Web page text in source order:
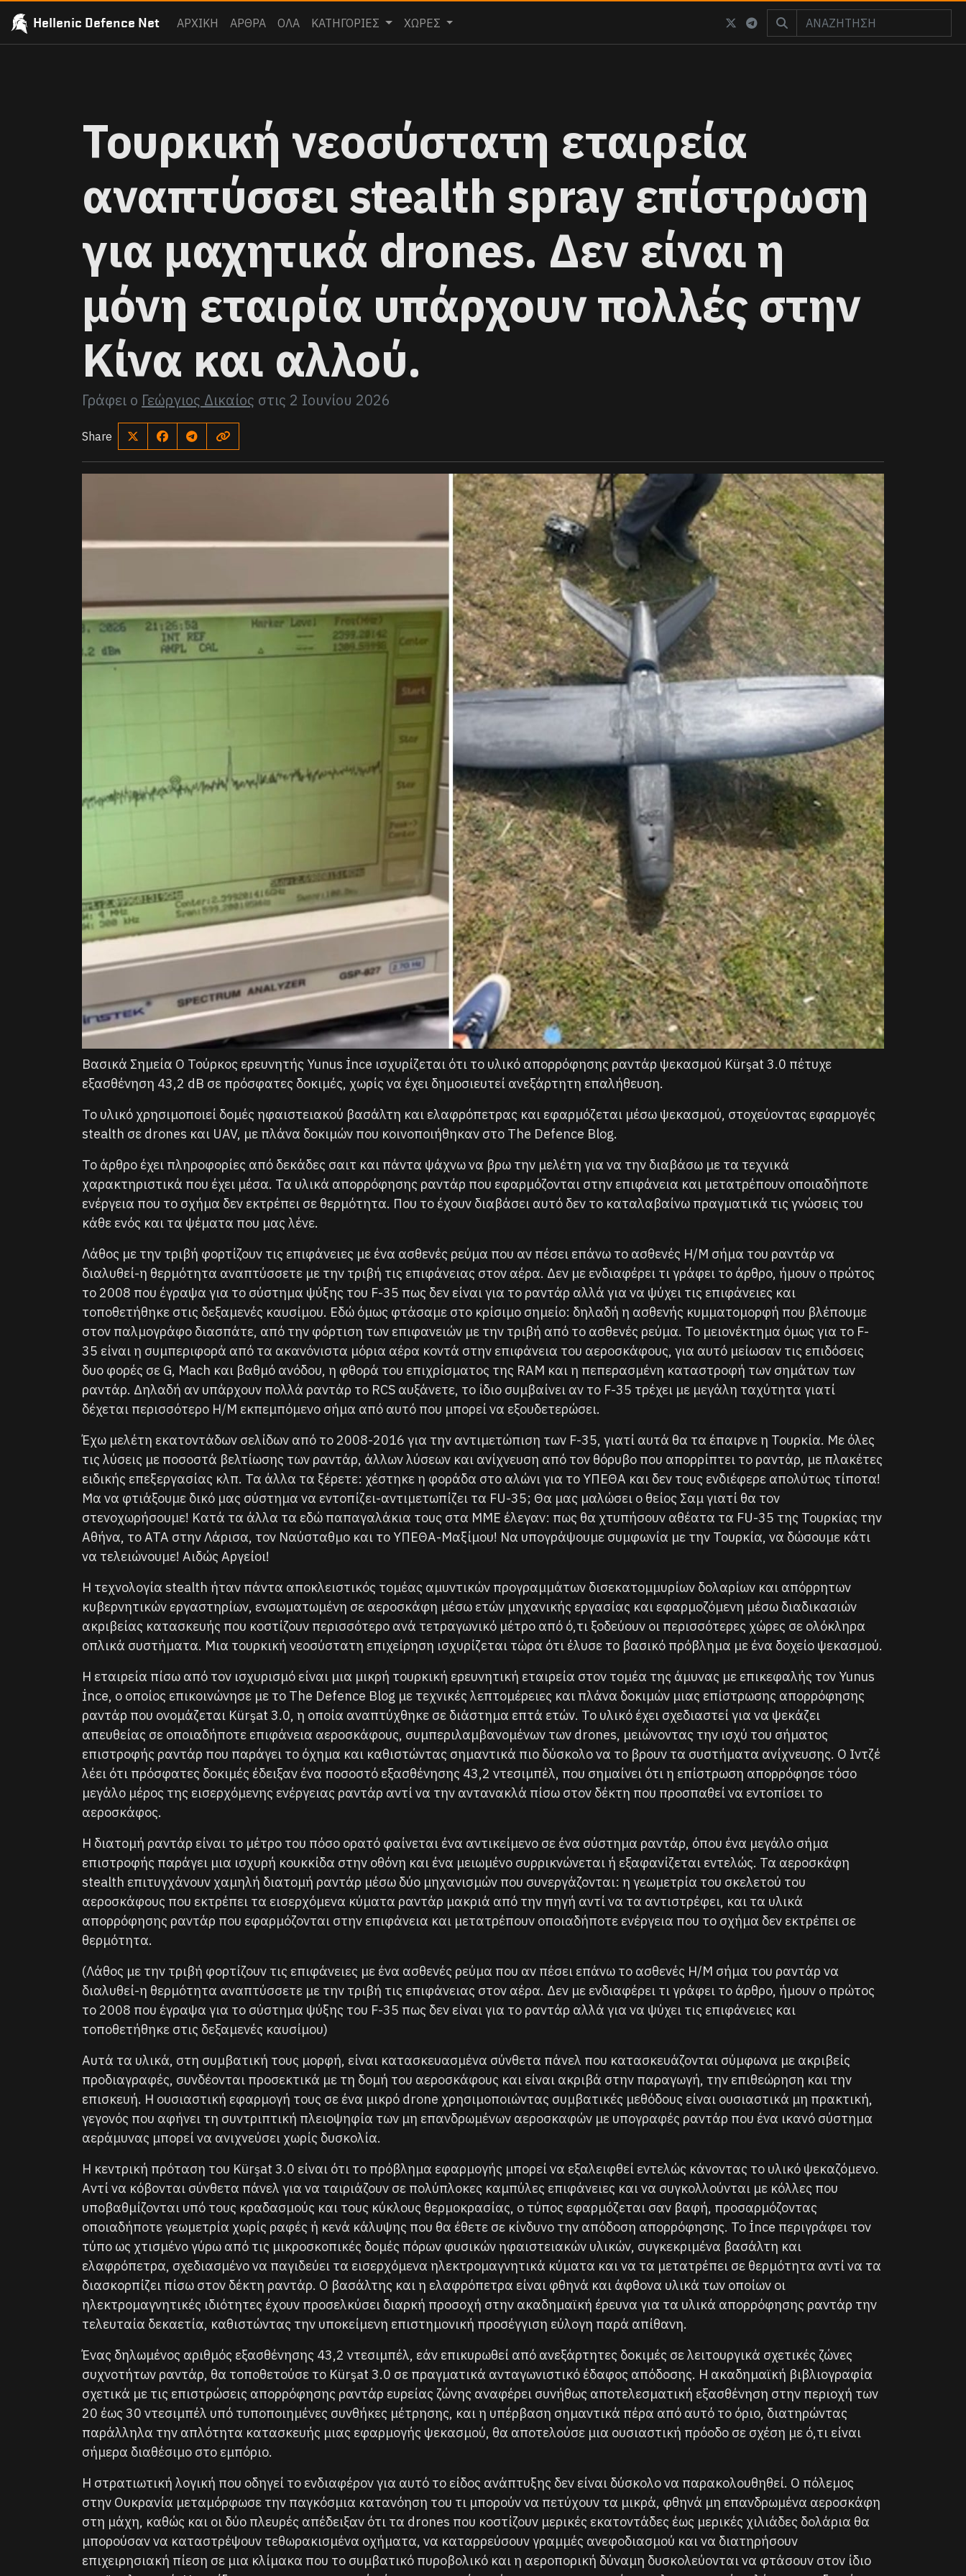
Hellenic Defence Net ΑΡΧΙΚΗ ΑΡΘΡΑ ΟΛΑ ΚΑΤΗΓΟΡΙΕΣ ΧΩΡΕΣ
Τουρκική νεοσύστατη εταιρεία
αναπτύσσει stealth spray επίστρωση
για μαχητικά drones. Δεν είναι η
μόνη εταιρία υπάρχουν πολλές στην
Κίνα και αλλού.
Γράφει ο Γεώργιος Δικαίος στις 2 Ιουνίου 2026
Share
Βασικά Σημεία Ο Τούρκος ερευνητής Yunus İnce ισχυρίζεται ότι το υλικό απορρόφησης ραντάρ ψεκασμού Kürşat 3.0 πέτυχε
εξασθένηση 43,2 dB σε πρόσφατες δοκιμές, χωρίς να έχει δημοσιευτεί ανεξάρτητη επαλήθευση.
Το υλικό χρησιμοποιεί δομές ηφαιστειακού βασάλτη και ελαφρόπετρας και εφαρμόζεται μέσω ψεκασμού, στοχεύοντας εφαρμογές
stealth σε drones και UAV, με πλάνα δοκιμών που κοινοποιήθηκαν στο The Defence Blog.
Το άρθρο έχει πληροφορίες από δεκάδες σαιτ και πάντα ψάχνω να βρω την μελέτη για να την διαβάσω με τα τεχνικά
χαρακτηριστικά που έχει μέσα. Τα υλικά απορρόφησης ραντάρ που εφαρμόζονται στην επιφάνεια και μετατρέπουν οποιαδήποτε
ενέργεια που το σχήμα δεν εκτρέπει σε θερμότητα. Που το έχουν διαβάσει αυτό δεν το καταλαβαίνω πραγματικά τις γνώσεις του
κάθε ενός και τα ψέματα που μας λένε.
Λάθος με την τριβή φορτίζουν τις επιφάνειες με ένα ασθενές ρεύμα που αν πέσει επάνω το ασθενές Η/Μ σήμα του ραντάρ να
διαλυθεί-η θερμότητα αναπτύσσετε με την τριβή τις επιφάνειας στον αέρα. Δεν με ενδιαφέρει τι γράφει το άρθρο, ήμουν ο πρώτος
το 2008 που έγραψα για το σύστημα ψύξης του F-35 πως δεν είναι για το ραντάρ αλλά για να ψύχει τις επιφάνειες και
τοποθετήθηκε στις δεξαμενές καυσίμου. Εδώ όμως φτάσαμε στο κρίσιμο σημείο: δηλαδή η ασθενής κυμματομορφή που βλέπουμε
στον παλμογράφο διασπάτε, από την φόρτιση των επιφανειών με την τριβή από το ασθενές ρεύμα. Το μειονέκτημα όμως για το F-
35 είναι η συμπεριφορά από τα ακανόνιστα μόρια αέρα κοντά στην επιφάνεια του αεροσκάφους, για αυτό μείωσαν τις επιδόσεις
δυο φορές σε G, Mach και βαθμό ανόδου, η φθορά του επιχρίσματος της RAM και η πεπερασμένη καταστροφή των σημάτων των
ραντάρ. Δηλαδή αν υπάρχουν πολλά ραντάρ το RCS αυξάνετε, το ίδιο συμβαίνει αν το F-35 τρέχει με μεγάλη ταχύτητα γιατί
δέχεται περισσότερο Η/Μ εκπεμπόμενο σήμα από αυτό που μπορεί να εξουδετερώσει.
Έχω μελέτη εκατοντάδων σελίδων από το 2008-2016 για την αντιμετώπιση των F-35, γιατί αυτά θα τα έπαιρνε η Τουρκία. Με όλες
τις λύσεις με ποσοστά βελτίωσης των ραντάρ, άλλων λύσεων και ανίχνευση από τον θόρυβο που απορρίπτει το ραντάρ, με πλακέτες
ειδικής επεξεργασίας κλπ. Τα άλλα τα ξέρετε: χέστηκε η φοράδα στο αλώνι για το ΥΠΕΘΑ και δεν τους ενδιέφερε απολύτως τίποτα!
Μα να φτιάξουμε δικό μας σύστημα να εντοπίζει-αντιμετωπίζει τα FU-35; Θα μας μαλώσει ο θείος Σαμ γιατί θα τον
στενοχωρήσουμε! Κατά τα άλλα τα εδώ παπαγαλάκια τους στα ΜΜΕ έλεγαν: πως θα χτυπήσουν αθέατα τα FU-35 της Τουρκίας την
Αθήνα, το ΑΤΑ στην Λάρισα, τον Ναύσταθμο και το ΥΠΕΘΑ-Μαξίμου! Να υπογράψουμε συμφωνία με την Τουρκία, να δώσουμε κάτι
να τελειώνουμε! Αιδώς Αργείοι!
Η τεχνολογία stealth ήταν πάντα αποκλειστικός τομέας αμυντικών προγραμμάτων δισεκατομμυρίων δολαρίων και απόρρητων
κυβερνητικών εργαστηρίων, ενσωματωμένη σε αεροσκάφη μέσω ετών μηχανικής εργασίας και εφαρμοζόμενη μέσω διαδικασιών
ακριβείας κατασκευής που κοστίζουν περισσότερο ανά τετραγωνικό μέτρο από ό,τι ξοδεύουν οι περισσότερες χώρες σε ολόκληρα
οπλικά συστήματα. Μια τουρκική νεοσύστατη επιχείρηση ισχυρίζεται τώρα ότι έλυσε το βασικό πρόβλημα με ένα δοχείο ψεκασμού.
Η εταιρεία πίσω από τον ισχυρισμό είναι μια μικρή τουρκική ερευνητική εταιρεία στον τομέα της άμυνας με επικεφαλής τον Yunus
İnce, ο οποίος επικοινώνησε με το The Defence Blog με τεχνικές λεπτομέρειες και πλάνα δοκιμών μιας επίστρωσης απορρόφησης
ραντάρ που ονομάζεται Kürşat 3.0, η οποία αναπτύχθηκε σε διάστημα επτά ετών. Το υλικό έχει σχεδιαστεί για να ψεκάζει
απευθείας σε οποιαδήποτε επιφάνεια αεροσκάφους, συμπεριλαμβανομένων των drones, μειώνοντας την ισχύ του σήματος
επιστροφής ραντάρ που παράγει το όχημα και καθιστώντας σημαντικά πιο δύσκολο να το βρουν τα συστήματα ανίχνευσης. Ο Ιντζέ
λέει ότι πρόσφατες δοκιμές έδειξαν ένα ποσοστό εξασθένησης 43,2 ντεσιμπέλ, που σημαίνει ότι η επίστρωση απορρόφησε τόσο
μεγάλο μέρος της εισερχόμενης ενέργειας ραντάρ αντί να την αντανακλά πίσω στον δέκτη που προσπαθεί να εντοπίσει το
αεροσκάφος.
Η διατομή ραντάρ είναι το μέτρο του πόσο ορατό φαίνεται ένα αντικείμενο σε ένα σύστημα ραντάρ, όπου ένα μεγάλο σήμα
επιστροφής παράγει μια ισχυρή κουκκίδα στην οθόνη και ένα μειωμένο συρρικνώνεται ή εξαφανίζεται εντελώς. Τα αεροσκάφη
stealth επιτυγχάνουν χαμηλή διατομή ραντάρ μέσω δύο μηχανισμών που συνεργάζονται: η γεωμετρία του σκελετού του
αεροσκάφους που εκτρέπει τα εισερχόμενα κύματα ραντάρ μακριά από την πηγή αντί να τα αντιστρέφει, και τα υλικά
απορρόφησης ραντάρ που εφαρμόζονται στην επιφάνεια και μετατρέπουν οποιαδήποτε ενέργεια που το σχήμα δεν εκτρέπει σε
θερμότητα.
(Λάθος με την τριβή φορτίζουν τις επιφάνειες με ένα ασθενές ρεύμα που αν πέσει επάνω το ασθενές Η/Μ σήμα του ραντάρ να
διαλυθεί-η θερμότητα αναπτύσσετε με την τριβή τις επιφάνειας στον αέρα. Δεν με ενδιαφέρει τι γράφει το άρθρο, ήμουν ο πρώτος
το 2008 που έγραψα για το σύστημα ψύξης του F-35 πως δεν είναι για το ραντάρ αλλά για να ψύχει τις επιφάνειες και
τοποθετήθηκε στις δεξαμενές καυσίμου)
Αυτά τα υλικά, στη συμβατική τους μορφή, είναι κατασκευασμένα σύνθετα πάνελ που κατασκευάζονται σύμφωνα με ακριβείς
προδιαγραφές, συνδέονται προσεκτικά με τη δομή του αεροσκάφους και είναι ακριβά στην παραγωγή, την επιθεώρηση και την
επισκευή. Η ουσιαστική εφαρμογή τους σε ένα μικρό drone χρησιμοποιώντας συμβατικές μεθόδους είναι ουσιαστικά μη πρακτική,
γεγονός που αφήνει τη συντριπτική πλειοψηφία των μη επανδρωμένων αεροσκαφών με υπογραφές ραντάρ που ένα ικανό σύστημα
αεράμυνας μπορεί να ανιχνεύσει χωρίς δυσκολία.
Η κεντρική πρόταση του Kürşat 3.0 είναι ότι το πρόβλημα εφαρμογής μπορεί να εξαλειφθεί εντελώς κάνοντας το υλικό ψεκαζόμενο.
Αντί να κόβονται σύνθετα πάνελ για να ταιριάζουν σε πολύπλοκες καμπύλες επιφάνειες και να συγκολλούνται με κόλλες που
υποβαθμίζονται υπό τους κραδασμούς και τους κύκλους θερμοκρασίας, ο τύπος εφαρμόζεται σαν βαφή, προσαρμόζοντας
οποιαδήποτε γεωμετρία χωρίς ραφές ή κενά κάλυψης που θα έθετε σε κίνδυνο την απόδοση απορρόφησης. Το İnce περιγράφει τον
τύπο ως χτισμένο γύρω από τις μικροσκοπικές δομές πόρων φυσικών ηφαιστειακών υλικών, συγκεκριμένα βασάλτη και
ελαφρόπετρα, σχεδιασμένο να παγιδεύει τα εισερχόμενα ηλεκτρομαγνητικά κύματα και να τα μετατρέπει σε θερμότητα αντί να τα
διασκορπίζει πίσω στον δέκτη ραντάρ. Ο βασάλτης και η ελαφρόπετρα είναι φθηνά και άφθονα υλικά των οποίων οι
ηλεκτρομαγνητικές ιδιότητες έχουν προσελκύσει διαρκή προσοχή στην ακαδημαϊκή έρευνα για τα υλικά απορρόφησης ραντάρ την
τελευταία δεκαετία, καθιστώντας την υποκείμενη επιστημονική προσέγγιση εύλογη παρά απίθανη.
Ένας δηλωμένος αριθμός εξασθένησης 43,2 ντεσιμπέλ, εάν επικυρωθεί από ανεξάρτητες δοκιμές σε λειτουργικά σχετικές ζώνες
συχνοτήτων ραντάρ, θα τοποθετούσε το Kürşat 3.0 σε πραγματικά ανταγωνιστικό έδαφος απόδοσης. Η ακαδημαϊκή βιβλιογραφία
σχετικά με τις επιστρώσεις απορρόφησης ραντάρ ευρείας ζώνης αναφέρει συνήθως αποτελεσματική εξασθένηση στην περιοχή των
20 έως 30 ντεσιμπέλ υπό τυποποιημένες συνθήκες μέτρησης, και η υπέρβαση σημαντικά πέρα ​​από αυτό το όριο, διατηρώντας
παράλληλα την απλότητα κατασκευής μιας εφαρμογής ψεκασμού, θα αποτελούσε μια ουσιαστική πρόοδο σε σχέση με ό,τι είναι
σήμερα διαθέσιμο στο εμπόριο.
Η στρατιωτική λογική που οδηγεί το ενδιαφέρον για αυτό το είδος ανάπτυξης δεν είναι δύσκολο να παρακολουθηθεί. Ο πόλεμος
στην Ουκρανία μεταμόρφωσε την παγκόσμια κατανόηση του τι μπορούν να πετύχουν τα μικρά, φθηνά μη επανδρωμένα αεροσκάφη
στη μάχη, καθώς και οι δύο πλευρές απέδειξαν ότι τα drones που κοστίζουν μερικές εκατοντάδες έως μερικές χιλιάδες δολάρια θα
μπορούσαν να καταστρέψουν τεθωρακισμένα οχήματα, να καταρρεύσουν γραμμές ανεφοδιασμού και να διατηρήσουν
επιχειρησιακή πίεση σε μια κλίμακα που το συμβατικό πυροβολικό και η αεροπορική δύναμη δυσκολεύονται να φτάσουν στον ίδιο